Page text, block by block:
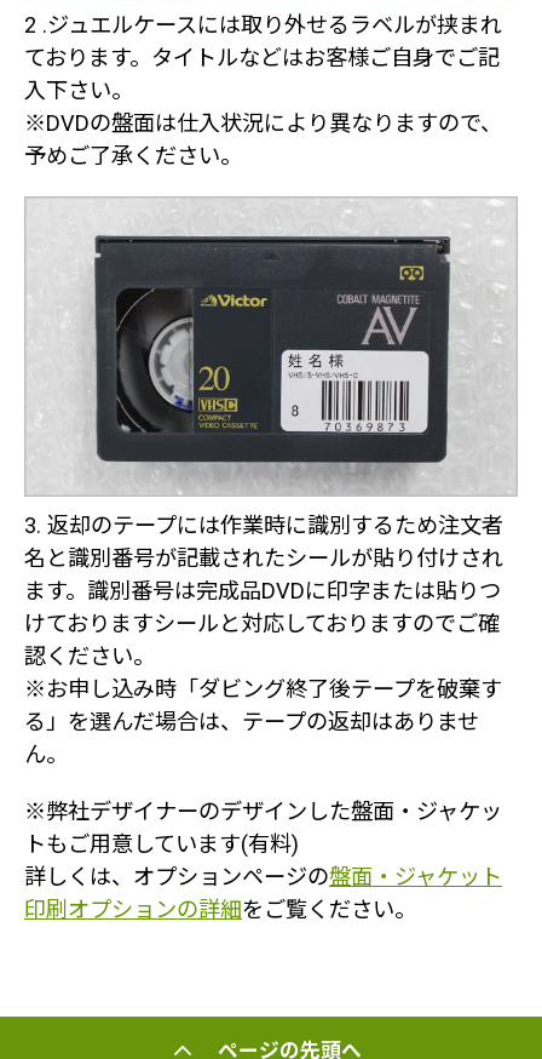
2 .ジュエルケースには取り外せるラベルが挟まれ
ております。タイトルなどはお客様ご自身でご記
入下さい。
※DVDの盤面は仕入状況により異なりますので、
予めご了承ください。
3. 返却のテープには作業時に識別するため注文者
名と識別番号が記載されたシールが貼り付けされ
ます。識別番号は完成品DVDに印字または貼りつ
けておりますシールと対応しておりますのでご確
認ください。
※お申し込み時「ダビング終了後テープを破棄す
る」を選んだ場合は、テープの返却はありませ
ん。
※弊社デザイナーのデザインした盤面・ジャケッ
トもご用意しています(有料)
詳しくは、オプションページの盤面・ジャケット
印刷オプションの詳細をご覧ください。
ページの先頭へ